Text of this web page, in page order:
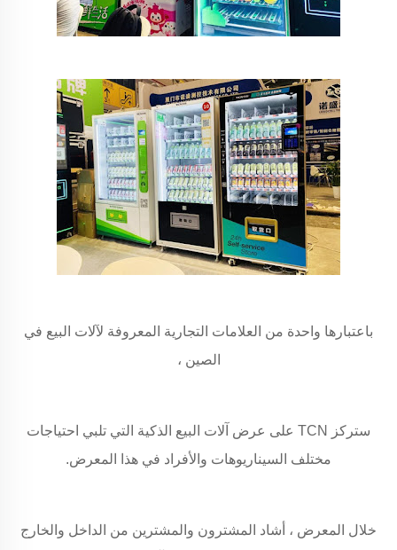
باعتبارها واحدة من العلامات التجارية المعروفة لآلات البيع في
الصين ،
ستركز TCN على عرض آلات البيع الذكية التي تلبي احتياجات
مختلف السيناريوهات والأفراد في هذا المعرض.
خلال المعرض ، أشاد المشترون والمشترين من الداخل والخارج